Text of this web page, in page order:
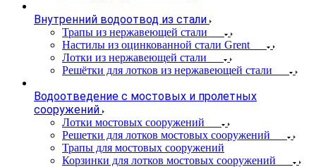
Внутренний водоотвод из стали
Трапы из нержавеющей стали
Настилы из оцинкованной стали Grent
Лотки из нержавеющей стали
Решётки для лотков из нержавеющей стали
Водоотведение с мостовых и пролетных
сооружений
Лотки мостовых сооружений
Решетки для лотков мостовых сооружений
Трапы для мостовых сооружений
Корзинки для лотков мостовых сооружений